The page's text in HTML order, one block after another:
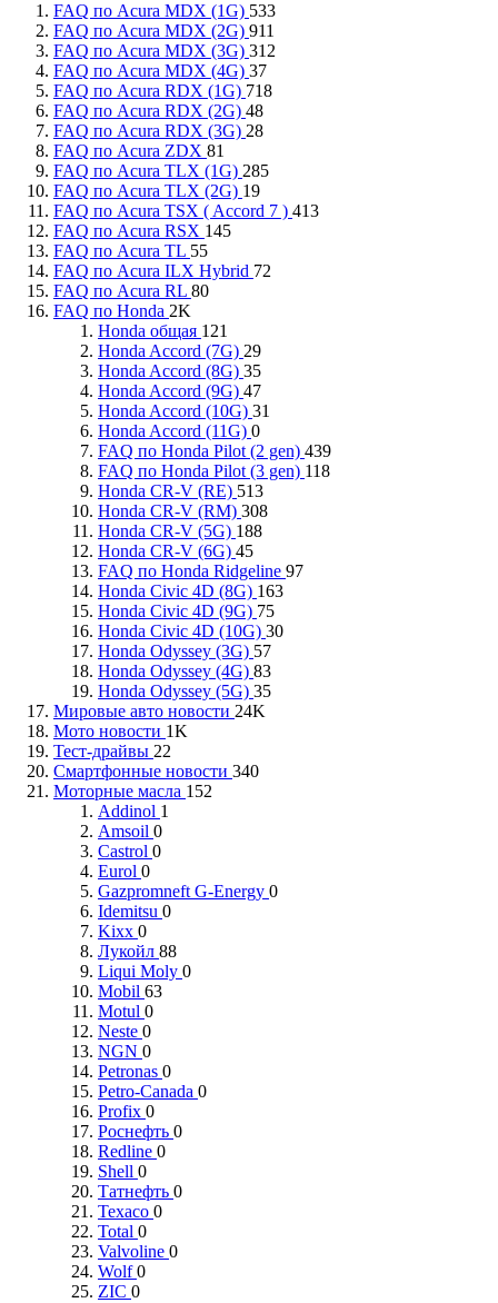
FAQ по Acura MDX (1G) 533
FAQ по Acura MDX (2G) 911
FAQ по Acura MDX (3G) 312
FAQ по Acura MDX (4G) 37
FAQ по Acura RDX (1G) 718
FAQ по Acura RDX (2G) 48
FAQ по Acura RDX (3G) 28
FAQ по Acura ZDX 81
FAQ по Acura TLX (1G) 285
FAQ по Acura TLX (2G) 19
FAQ по Acura TSX ( Accord 7 ) 413
FAQ по Acura RSX 145
FAQ по Acura TL 55
FAQ по Acura ILX Hybrid 72
FAQ по Acura RL 80
FAQ по Honda 2K
Honda общая 121
Honda Accord (7G) 29
Honda Accord (8G) 35
Honda Accord (9G) 47
Honda Accord (10G) 31
Honda Accord (11G) 0
FAQ по Honda Pilot (2 gen) 439
FAQ по Honda Pilot (3 gen) 118
Honda CR-V (RE) 513
Honda CR-V (RM) 308
Honda CR-V (5G) 188
Honda CR-V (6G) 45
FAQ по Honda Ridgeline 97
Honda Civic 4D (8G) 163
Honda Civic 4D (9G) 75
Honda Civic 4D (10G) 30
Honda Odyssey (3G) 57
Honda Odyssey (4G) 83
Honda Odyssey (5G) 35
Мировые авто новости 24K
Мото новости 1K
Тест-драйвы 22
Смартфонные новости 340
Моторные масла 152
Addinol 1
Amsoil 0
Castrol 0
Eurol 0
Gazpromneft G-Energy 0
Idemitsu 0
Kixx 0
Лукойл 88
Liqui Moly 0
Mobil 63
Motul 0
Neste 0
NGN 0
Petronas 0
Petro-Canada 0
Profix 0
Роснефть 0
Redline 0
Shell 0
Татнефть 0
Texaco 0
Total 0
Valvoline 0
Wolf0
ZIC 0